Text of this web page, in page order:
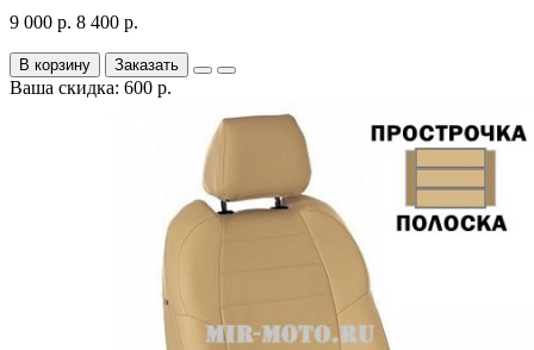
9 000 р. 8 400 р.
В корзину Заказать
Ваша скидка: 600 р.